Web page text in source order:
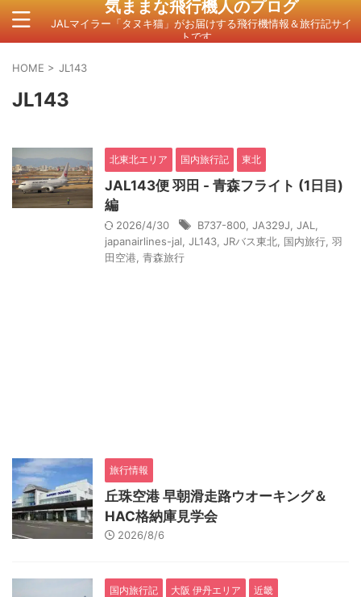
気ままな飛行機人のプログ
JALマイラー「タヌキ猫」がお届けする飛行機情報＆旅行記サイ
トです。
HOME > JL143
JL143
北東北エリア 国内旅行記 東北
JAL143便 羽田 - 青森フライト (1日目)
編
2026/4/30 B737-800 JA329J JAL
japanairlines-jal JL143 JRバス東北 国内旅行 羽
田空港 青森旅行
旅行情報
丘珠空港 早朝滑走路ウオーキング＆
HAC格納庫見学会
2026/8/6
国内旅行記 大阪 伊丹エリア 近畿